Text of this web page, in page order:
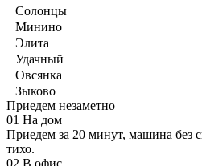
Солонцы
Минино
Элита
Удачный
Овсянка
Зыково
Приедем незаметно
01 На дом
Приедем за 20 минут, машина без
тихо.